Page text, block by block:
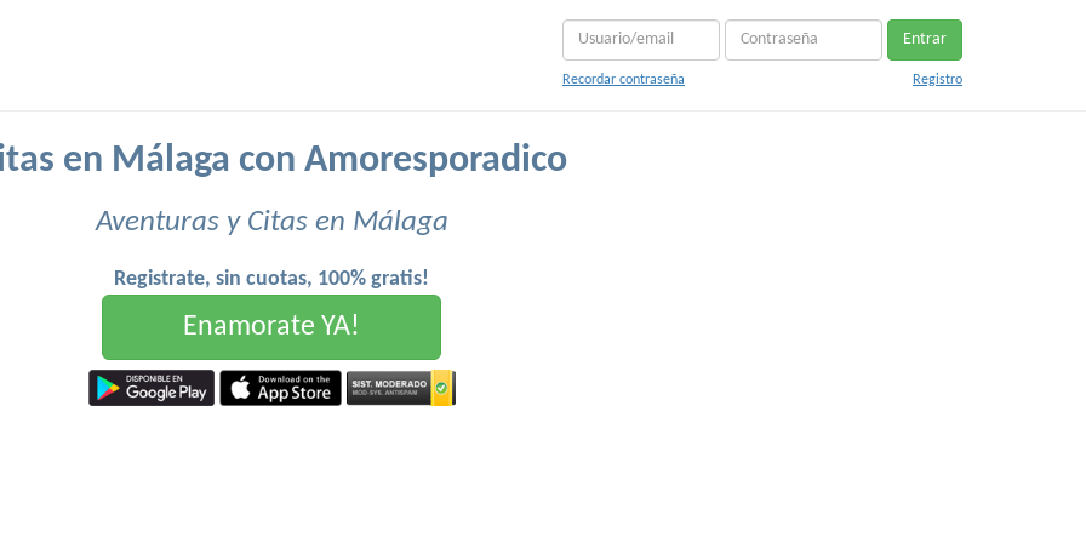
Entrar
Recordar contraseña Registro
en Málaga con Amoresporadico
Aventuras y Citas en Málaga
Registrate, sin cuotas, 100% gratis!
Enamorate YA!